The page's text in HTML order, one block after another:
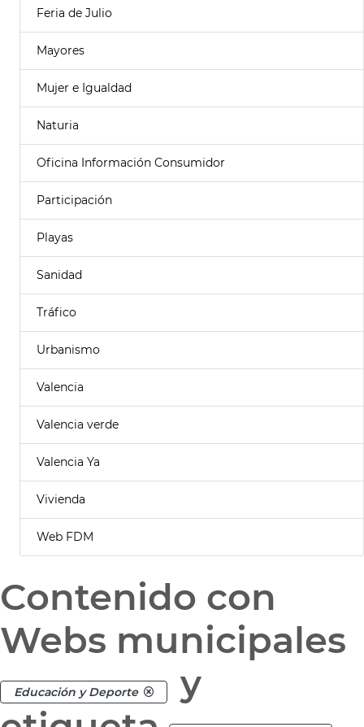
Feria de Julio
Mayores
Mujer e Igualdad
Naturia
Oficina Información Consumidor
Participación
Playas
Sanidad
Tráfico
Urbanismo
Valencia
Valencia verde
Valencia Ya
Vivienda
Web FDM
Contenido con
Webs municipales
Educación y Deporte
y